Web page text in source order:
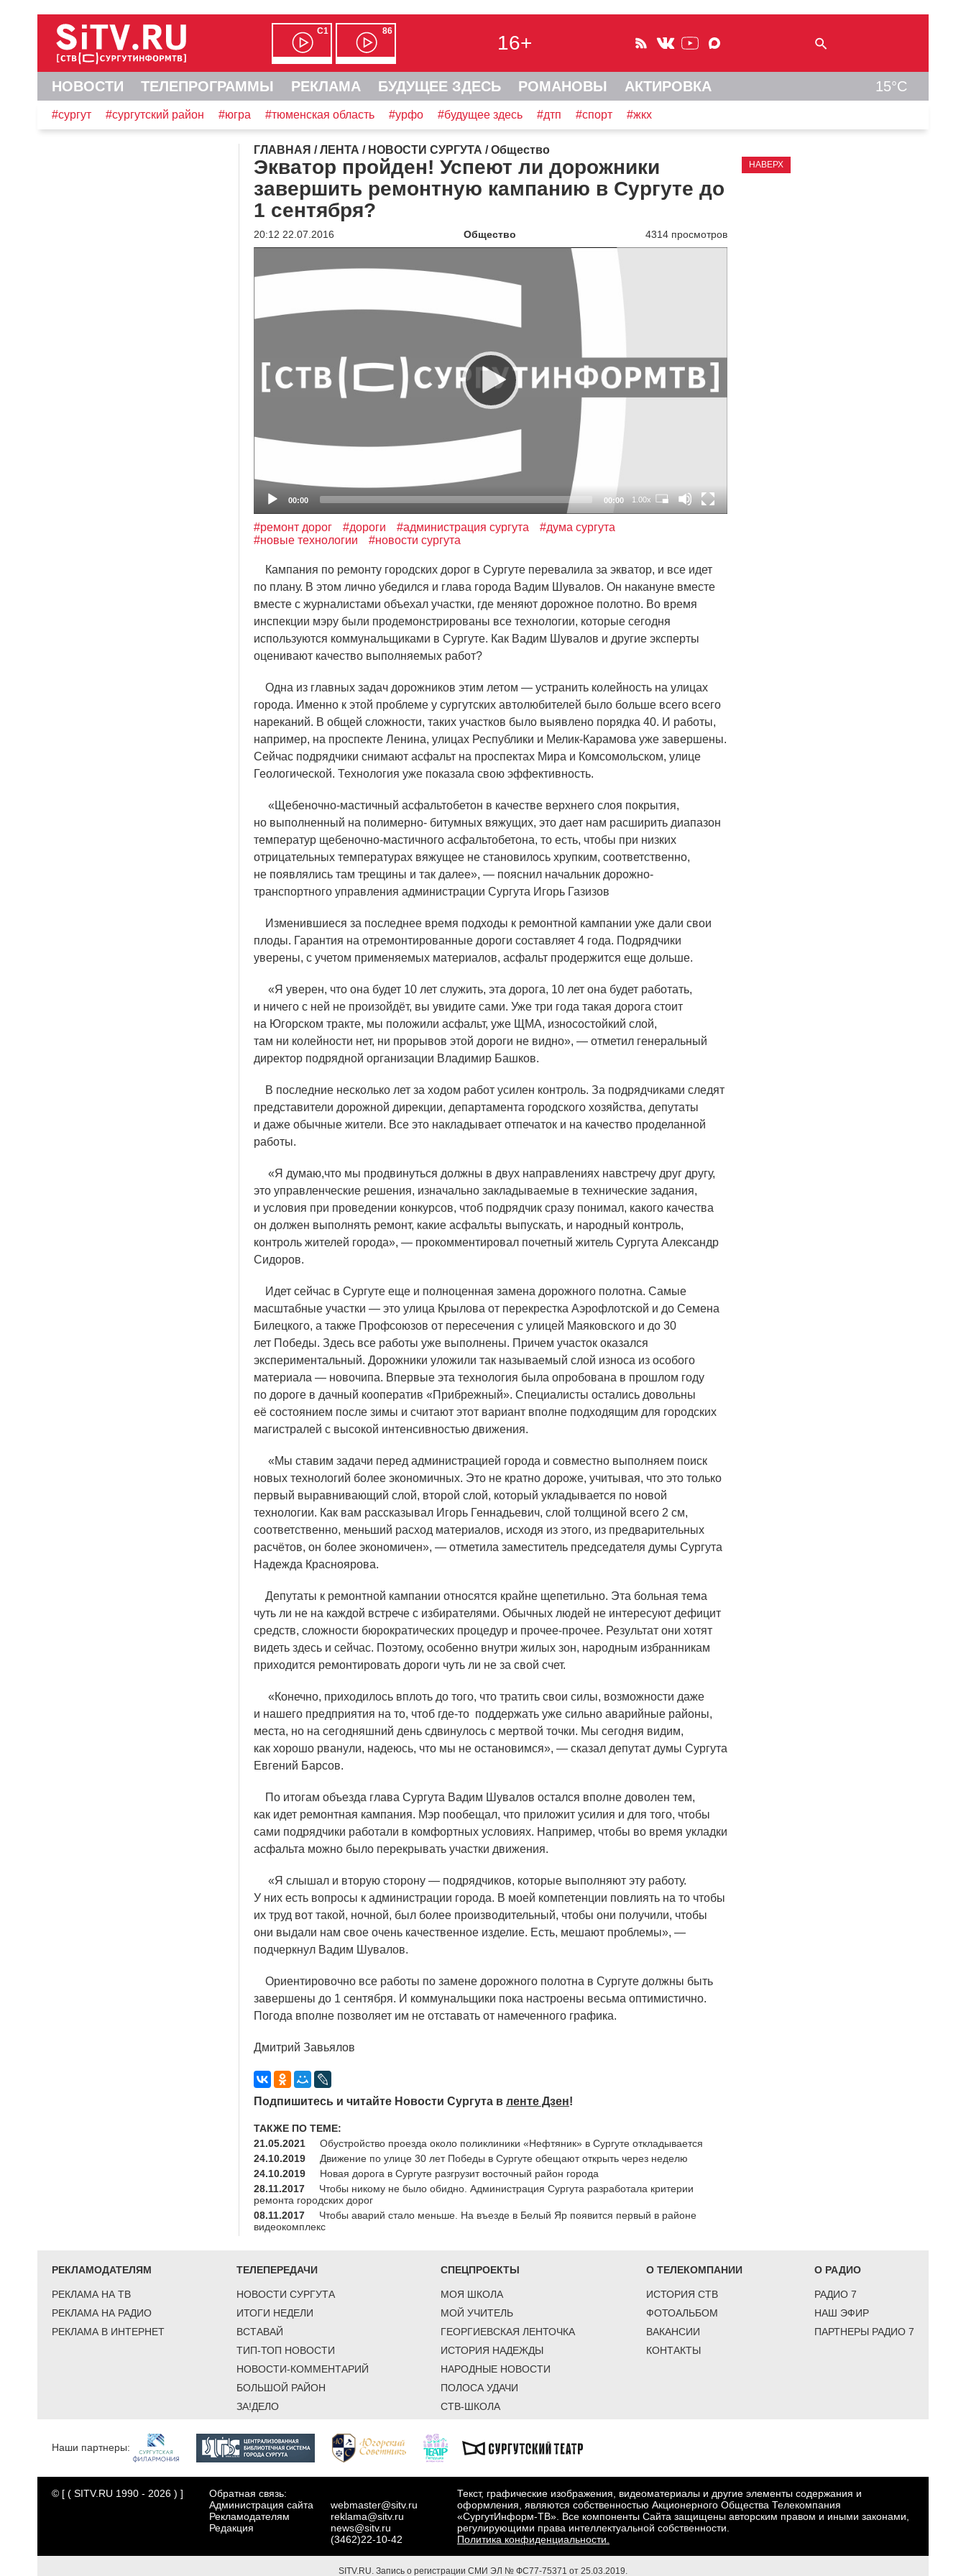
С1 86
16+
НОВОСТИ ТЕЛЕПРОГРАММЫ РЕКЛАМА БУДУЩЕЕ ЗДЕСЬ РОМАНОВЫ АКТИРОВКА 15°C
#сургут #сургутский район #югра #тюменская область #урфо #будущее здесь #дтп #спорт #жкх
ГЛАВНАЯ /ЛЕНТА / НОВОСТИ СУРГУТА /Общество
Экватор пройден! Успеют ли дорожники
завершить ремонтную кампанию в Сургуте до
1 сентября?
20:12 22.07.2016 Общество 4314 просмотров
00:00 00:00 1.00x
#ремонт дорог #дороги #администрация сургута
#дума сургута
#новые технологии
#новости сургута
Кампания по ремонту городских дорог в Сургуте перевалила за экватор, и все идет
по плану. В этом лично убедился и глава города Вадим Шувалов. Он накануне вместе
вместе с журналистами объехал участки, где меняют дорожное полотно. Во время
инспекции мэру были продемонстрированы все технологии, которые сегодня
используются коммунальщиками в Сургуте. Как Вадим Шувалов и другие эксперты
оценивают качество выполняемых работ?
Одна из главных задач дорожников этим летом — устранить колейность на улицах
города. Именно к этой проблеме у сургутских автолюбителей было больше всего всего
нареканий. В общей сложности, таких участков было выявлено порядка 40. И работы,
например, на проспекте Ленина, улицах Республики и Мелик-Карамова уже завершены.
Сейчас подрядчики снимают асфальт на проспектах Мира и Комсомольском, улице
Геологической. Технология уже показала свою эффективность.
« Щебеночно-мастичный асфальтобетон в качестве верхнего слоя покрытия,
но выполненный на полимерно- битумных вяжущих, это дает нам расширить диапазон
температур щебеночно-мастичного асфальтобетона, то есть, чтобы при низких
отрицательных температурах вяжущее не становилось хрупким, соответственно,
не появлялись там трещины и так далее», — пояснил начальник дорожно-
транспортного управления администрации Сургута Игорь Газизов
Изменившиеся за последнее время подходы к ремонтной кампании уже дали свои
плоды. Гарантия на отремонтированные дороги составляет 4 года. Подрядчики
уверены, с учетом применяемых материалов, асфальт продержится еще дольше.
«Я уверен, что она будет 10 лет служить, эта дорога, 10 лет она будет работать,
и ничего с ней не произойдёт, вы увидите сами. Уже три года такая дорога стоит
на Югорском тракте, мы положили асфальт, уже ЩМА, износостойкий слой,
там ни колейности нет, ни прорывов этой дороги не видно», — отметил генеральный
директор подрядной организации Владимир Башков.
В последние несколько лет за ходом работ усилен контроль. За подрядчиками следят
представители дорожной дирекции, департамента городского хозяйства, депутаты
и даже обычные жители. Все это накладывает отпечаток и на качество проделанной
работы.
«Я думаю,что мы продвинуться должны в двух направлениях навстречу друг другу,
это управленческие решения, изначально закладываемые в технические задания,
и условия при проведении конкурсов, чтоб подрядчик сразу понимал, какого качества
он должен выполнять ремонт, какие асфальты выпускать, и народный контроль,
контроль жителей города», — прокомментировал почетный житель Сургута Александр
Сидоров.
Идет сейчас в Сургуте еще и полноценная замена дорожного полотна. Самые
масштабные участки — это улица Крылова от перекрестка Аэрофлотской и до Семена
Билецкого, а также Профсоюзов от пересечения с улицей Маяковского и до 30
лет Победы. Здесь все работы уже выполнены. Причем участок оказался
экспериментальный. Дорожники уложили так называемый слой износа из особого
материала — новочипа. Впервые эта технология была опробована в прошлом году
по дороге в дачный кооператив «Прибрежный». Специалисты остались довольны
её состоянием после зимы и считают этот вариант вполне подходящим для городских
магистралей с высокой интенсивностью движения.
«Мы ставим задачи перед администрацией города и совместно выполняем поиск
новых технологий более экономичных. Это не кратно дороже, учитывая, что это только
первый выравнивающий слой, второй слой, который укладывается по новой
технологии. Как вам рассказывал Игорь Геннадьевич, слой толщиной всего 2 см,
соответственно, меньший расход материалов, исходя из этого, из предварительных
расчётов, он более экономичен», — отметила заместитель председателя думы Сургута
Надежда Красноярова.
Депутаты к ремонтной кампании относятся крайне щепетильно. Эта больная тема
чуть ли не на каждой встрече с избирателями. Обычных людей не интересуют дефицит
средств, сложности бюрократических процедур и прочее-прочее. Результат они хотят
видеть здесь и сейчас. Поэтому, особенно внутри жилых зон, народным избранникам
приходится ремонтировать дороги чуть ли не за свой счет.
«Конечно, приходилось вплоть до того, что тратить свои силы, возможности даже
и нашего предприятия на то, чтоб где-то поддержать уже сильно аварийные районы,
места, но на сегодняшний день сдвинулось с мертвой точки. Мы сегодня видим,
как хорошо рванули, надеюсь, что мы не остановимся», — сказал депутат думы Сургута
Евгений Барсов.
По итогам объезда глава Сургута Вадим Шувалов остался вполне доволен тем,
как идет ремонтная кампания. Мэр пообещал, что приложит усилия и для того, чтобы
сами подрядчики работали в комфортных условиях. Например, чтобы во время укладки
асфальта можно было перекрывать участки движения.
«Я слышал и вторую сторону — подрядчиков, которые выполняют эту работу.
У них есть вопросы к администрации города. В моей компетенции повлиять на то чтобы
их труд вот такой, ночной, был более производительный, чтобы они получили, чтобы
они выдали нам свое очень качественное изделие. Есть, мешают проблемы», —
подчеркнул Вадим Шувалов.
Ориентировочно все работы по замене дорожного полотна в Сургуте должны быть
завершены до 1 сентября. И коммунальщики пока настроены весьма оптимистично.
Погода вполне позволяет им не отставать от намеченного графика.
Дмитрий Завьялов
Подпишитесь и читайте Новости Сургута в ленте Дзен!
ТАКЖЕ ПО ТЕМЕ:
21.05.2021
Обустройство проезда около поликлиники «Нефтяник» в Сургуте откладывается
24.10.2019
Движение по улице 30 лет Победы в Сургуте обещают открыть через неделю
24.10.2019
Новая дорога в Сургуте разгрузит восточный район города
28.11.2017
Чтобы никому не было обидно. Администрация Сургута разработала критерии
ремонта городских дорог
08.11.2017
Чтобы аварий стало меньше. На въезде в Белый Яр появится первый в районе
видеокомплекс
НАВЕРХ
РЕКЛАМОДАТЕЛЯМ
РЕКЛАМА НА ТВ
РЕКЛАМА НА РАДИО
РЕКЛАМА В ИНТЕРНЕТ
ТЕЛЕПЕРЕДАЧИ
НОВОСТИ СУРГУТА
ИТОГИ НЕДЕЛИ
ВСТАВАЙ
ТИП-ТОП НОВОСТИ
НОВОСТИ-КОММЕНТАРИЙ
БОЛЬШОЙ РАЙОН
ЗА!ДЕЛО
СПЕЦПРОЕКТЫ
МОЯ ШКОЛА
МОЙ УЧИТЕЛЬ
ГЕОРГИЕВСКАЯ ЛЕНТОЧКА
ИСТОРИЯ НАДЕЖДЫ
НАРОДНЫЕ НОВОСТИ
ПОЛОСА УДАЧИ
СТВ-ШКОЛА
О ТЕЛЕКОМПАНИИ
ИСТОРИЯ СТВ
ФОТОАЛЬБОМ
ВАКАНСИИ
КОНТАКТЫ
О РАДИО
РАДИО 7
НАШ ЭФИР
ПАРТНЕРЫ РАДИО 7
Наши партнеры:
© [ ( SITV.RU 1990 - 2026 ) ]
Обратная связь:
Администрация сайта
Рекламодателям
Редакция
webmaster@sitv.ru
reklama@sitv.ru
news@sitv.ru
(3462)22-10-42
Текст, графические изображения, видеоматериалы и другие элементы содержания и
оформления, являются собственностью Акционерного Общества Телекомпания
«СургутИнформ-ТВ». Все компоненты Сайта защищены авторским правом и иными законами,
регулирующими права интеллектуальной собственности.
Политика конфиденциальности.
SITV.RU. Запись о регистрации СМИ ЭЛ № ФС77-75371 от 25.03.2019.